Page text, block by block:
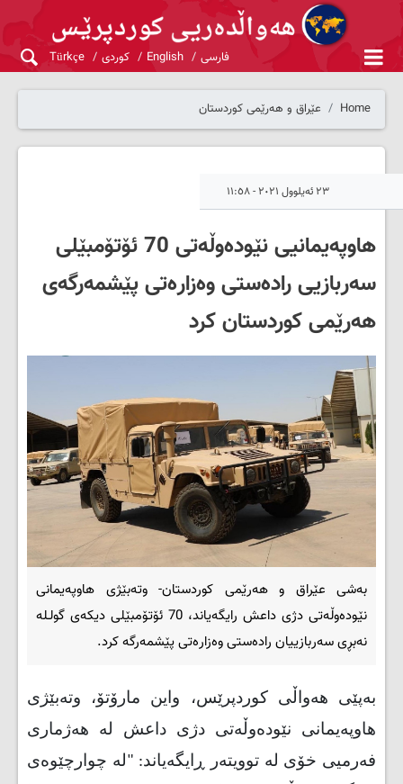
فارسی English کوردی Türkçe
Home عێراق و هەرێمی کوردستان
٢٣ ئەیلوول ٢٠٢١ - ١١:٥٨
هاوپەیمانیی نێودەوڵەتی 70 ئۆتۆمبێلی
سەربازیی رادەستی وەزارەتی پێشمەرگەی
هەرێمی کوردستان کرد
بەشی عێراق و هەرێمی کوردستان- وتەبێژی هاوپەیمانی
نێودەوڵەتی دژی داعش رایگەیاند، 70 ئۆتۆمبێلی دیکەی گولـلە
نەبڕی سەربازییان رادەستی وەزارەتی پێشمەرگە کرد.
بەپێی هەواڵی کوردپرێس، واین مارۆتۆ، وتەبێژی
هاوپەیمانی نێودەوڵەتی دژی داعش لە هەژماری
فەرمیی خۆی لە توویتەر ڕایگەیاند: "لە چوارچێوەی